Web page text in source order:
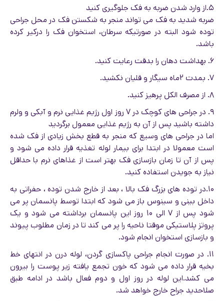
۵.از وارد شدن ضربه به فک جلوگیری کنید
ضربه شدید به فک می تواند منجر به شکستن فک در محل جراحی
توده شود البته در صورتیکه سرطان، استخوان فک را درکیر کرده
باشد.
۶. بهداشت دهان را بدقت رعایت کنید.
۷. بمدت ۲ماه سیگار و قلیان نکشید.
۸. از مصرف الکل پرهیز کنید.
۹. در جراحی های کوچک در ۷ روز اول رژیم غذایی نرم و آبکی و ولرم
داشته باشید پس از آن به رژیم غذایی معمول برگردید
اما در جراحی های وسیع که منجر به قطع بخش زیادی از فک شده
است معمولا در ابتدا برای بیمار لوله تغذیه قرار داده می شود و
پس از آن تا زمان بازسازی فک بهتر است از غذاهای نرم با حداقل
نیاز به جویدن استفاده کنید.
۱۰.در توده های بزرگ فک بالا ، بعد از خارج شدن توده ، حفراتی به
داخل بینی و سینوس باز می شود که ابتدا توسط پانسمان پر می
شود پس از ۷ الی ۱۰ روز این پانسمان برداشته می شود و یک
پروتز پلاستیکی موقتا ناحیه را پر می کند تا در زمان مطلوب پیوند
و بازسازی استخوان انجام شود.
۱۱. در صورت انجام جراحی پاکسازی گردن، لوله درن در انتهای خط
بخیه قرار داده می شود که خون تجمع یافته زیر پوست را بیرون
می کشد.این لوله در روز اول و دوم فعال باشد در ادامه طبق
صلاحدید جراح خارج خواهد شد.